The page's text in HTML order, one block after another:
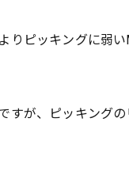
りピッキングに弱
すが、ピッキング